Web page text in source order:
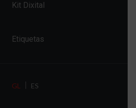
Kit Dixital
Etiquetas
GL ES